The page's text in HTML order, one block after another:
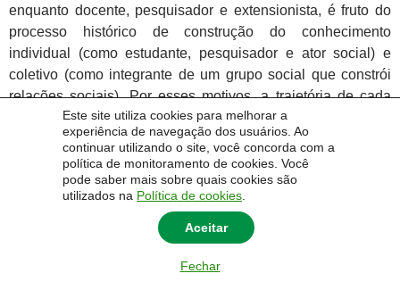
Este site utiliza cookies para melhorar a
experiência de navegação dos usuários. Ao
continuar utilizando o site, você concorda com a
política de monitoramento de cookies. Você
pode saber mais sobre quais cookies são
utilizados na Política de cookies
Aceitar
Fechar
enquanto docente, pesquisador e extensionista, é fruto do
processo histórico de construção do conhecimento
individual (como estudante, pesquisador e ator social) e
coletivo (como integrante de um grupo social que constrói
relações sociais). Por esses motivos, a trajetória de cada
individuo é importante, pois entendo que não somos imunes
às influências das relações sociais do percurso social que
fizemos, seus valores, suas crenças e imersões nas
relações de poderes assimétricos que constituem a
sociedade. Desse modo, compreendo que a produção do
conhecimento não é neutra, visto que mantém identidade
com a historicidade e as relações traçadas pelo